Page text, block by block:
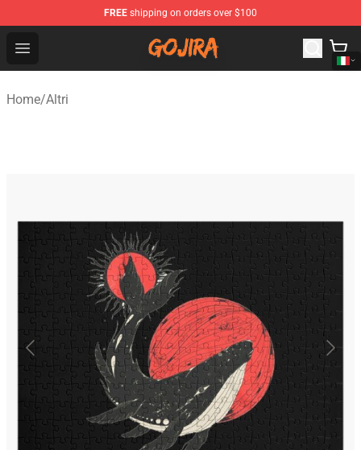
FREE shipping on orders over $100
Open menu
Gojira Shop - Official Gojira Merchandise Store
Home/Altri